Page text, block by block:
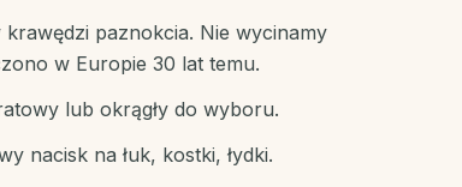
paznokcia. Nie wycinamy
w Europie 30 lat temu.
lub okrągły do wyboru.
nacisk na łuk, kostki, łydki.